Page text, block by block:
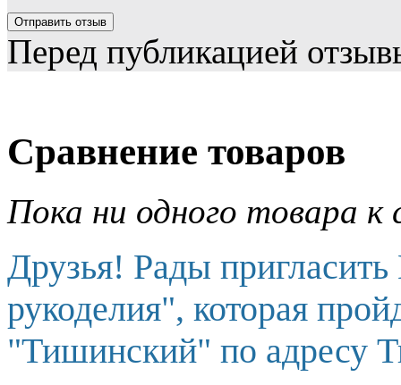
Перед публикацией
Сравнение товаров
Пока ни одного товара к
Друзья! Рады
рукоделия", которая
"Тишинский" по адресу